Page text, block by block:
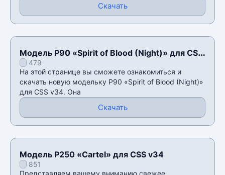
Скачать
Модель P90 «Spirit of Blood (Night)» для CSS
v34479
На этой странице вы сможете ознакомиться и
скачать новую модельку P90 «Spirit of Blood (Night)»
для CSS v34. Она
Скачать
Модель P250 «Cartel» для CSS v34
851
Представляем вашему вниманию свежее